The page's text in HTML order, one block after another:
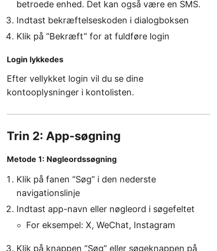
betroede enhed. Det kan også være en SMS.
Indtast bekræftelseskoden i dialogboksen
Klik på “Bekræft” for at fuldføre login
Login lykkedes
Efter vellykket login vil du se dine
kontooplysninger i kontolisten.
Trin 2: App-søgning
Metode 1: Nøgleordssøgning
Klik på fanen “Søg” i den nederste
navigationslinje
Indtast app-navn eller nøgleord i søgefeltet
For eksempel: X, WeChat, Instagram
Klik på knappen “Søg” eller søgeknappen på